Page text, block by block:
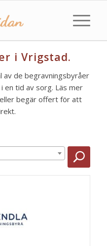
i Vrigstad.
av de begravningsbyråer
en tid av sorg. Läs mer
begär offert för att